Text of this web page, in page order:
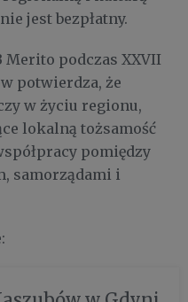
jest bezpłatny.
Merito podczas XXVII
potwierdza, że
w życiu regionu,
lokalną tożsamość
pomiędzy
samorządami i